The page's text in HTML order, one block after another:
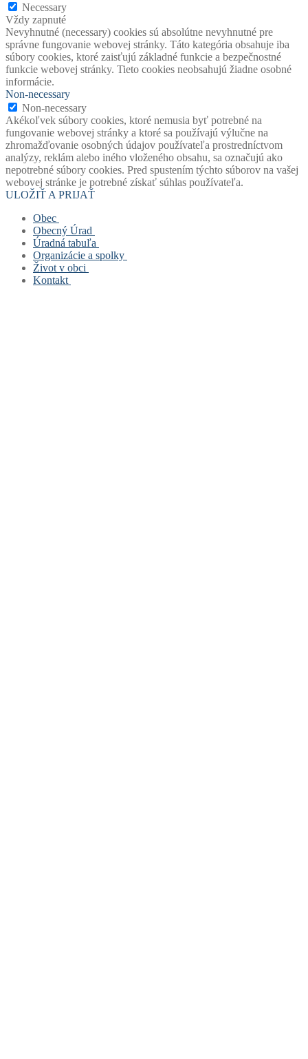
Necessary
Vždy zapnuté
Nevyhnutné (necessary) cookies sú absolútne nevyhnutné pre
správne fungovanie webovej stránky. Táto kategória obsahuje iba
súbory cookies, ktoré zaisťujú základné funkcie a bezpečnostné
funkcie webovej stránky. Tieto cookies neobsahujú žiadne osobné
informácie.
Non-necessary
Non-necessary
Akékoľvek súbory cookies, ktoré nemusia byť potrebné na
fungovanie webovej stránky a ktoré sa používajú výlučne na
zhromažďovanie osobných údajov používateľa prostredníctvom
analýzy, reklám alebo iného vloženého obsahu, sa označujú ako
nepotrebné súbory cookies. Pred spustením týchto súborov na vašej
webovej stránke je potrebné získať súhlas používateľa.
ULOŽIŤ A PRIJAŤ
Obec
Stará verzia webu
História obce
Mapový portál obce
Štatút obce
Symboly obce
Obecný Úrad
Obecný úrad
Starosta obce
Zástupca starostu
Hlavný kontrolór
Úradná tabuľa
Úradná tabuľa
Povinne zverejňované dokumenty
Civilná ochrana
Organizácie a spolky
Základná a materská škola
Obecná knižnica
Život v obci
Život v obci
Kontakt